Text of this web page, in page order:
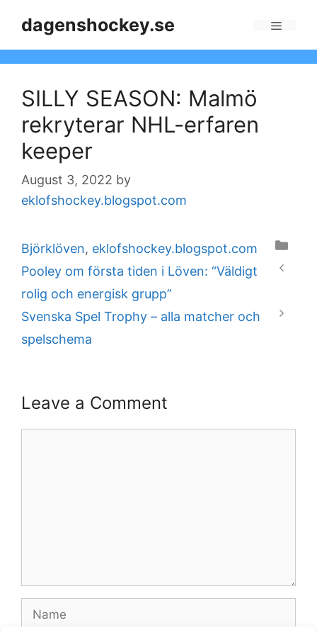
dagenshockey.se
SILLY SEASON: Malmö
rekryterar NHL-erfaren
keeper
August 3, 2022 by
eklofshockey.blogspot.com
Categories
Björklöven, eklofshockey.blogspot.com
Pooley om första tiden i Löven: “Väldigt
rolig och energisk grupp”
Svenska Spel Trophy – alla matcher och
spelschema
Leave a Comment
Name